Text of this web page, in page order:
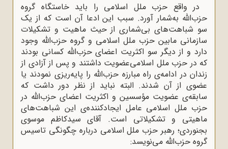
در واقع حزب ملل اسلامی را باید خاستگاه گروه
حزب‌الله به‌شمار آورد. سبب این ادعا آن است که از یک
سو شباهت‌های بی‌شماری از حیث ماهیت و تشکیلات
سازمانی مابین حزب ملل اسلامی‌ و گروه حزب‌الله وجود
دارد و از دیگر سو اکثریت اعضای حزب‌الله کسانی بودند
که در حزب ملل اسلامی‌عضویت داشتند و پس از آزادی از
زندان در ادامه‌ی راه مبارزه حزب‌الله را پایه‌ریزی نمودند یا
عضوی از آن شدند. البته نباید از نظر دور داشت که
سابقه‌ی عضویت مؤسسین و اکثریت اعضای حزب‌الله در
حزب ملل اسلامی ‌عامل ایجادکننده‌ی این شباهت‌های
ماهیتی و تشکیلاتی است. آقای سیدکاظم موسوی
بجنوردی؛ رهبر حزب ملل اسلامی درباره چگونگی تاسیس
گروه حزب‌الله می‌نویسد: